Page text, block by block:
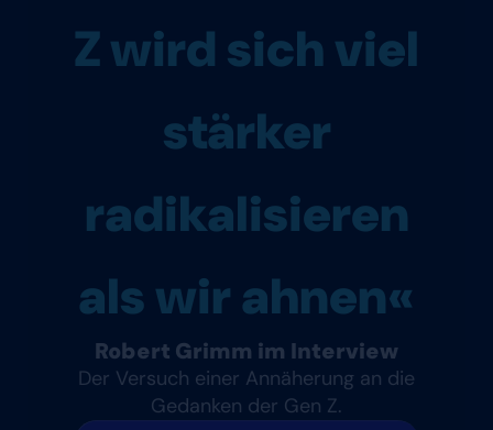
Z wird sich viel
stärker
radikalisieren
als wir ahnen«
Robert Grimm im Interview
Der Versuch einer Annäherung an die
Gedanken der Gen Z.